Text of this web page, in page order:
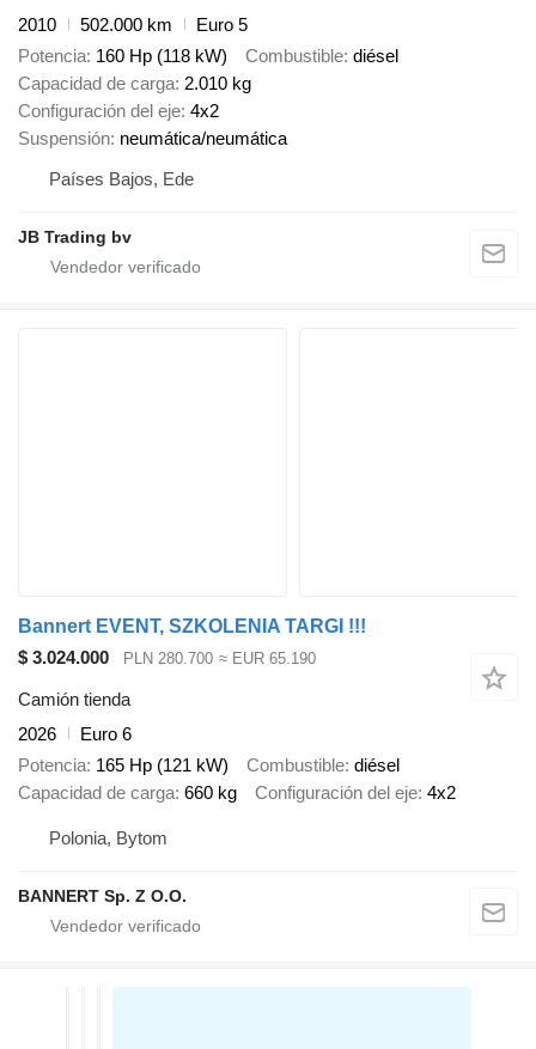
2010
502.000 km
Euro 5
Potencia 160 Hp (118 kW) Combustible diésel
Capacidad de carga 2.010 kg
Configuración del eje 4x2
Suspensión neumática/neumática
Países Bajos, Ede
JB Trading bv
Bannert EVENT, SZKOLENIA TARGI !!!
$ 3.024.000
PLN 280.700 ≈ EUR 65.190
Camión tienda
2026
Euro 6
Potencia 165 Hp (121 kW) Combustible diésel
Capacidad de carga 660 kg Configuración del eje 4x2
Polonia, Bytom
BANNERT Sp. Z O.O.